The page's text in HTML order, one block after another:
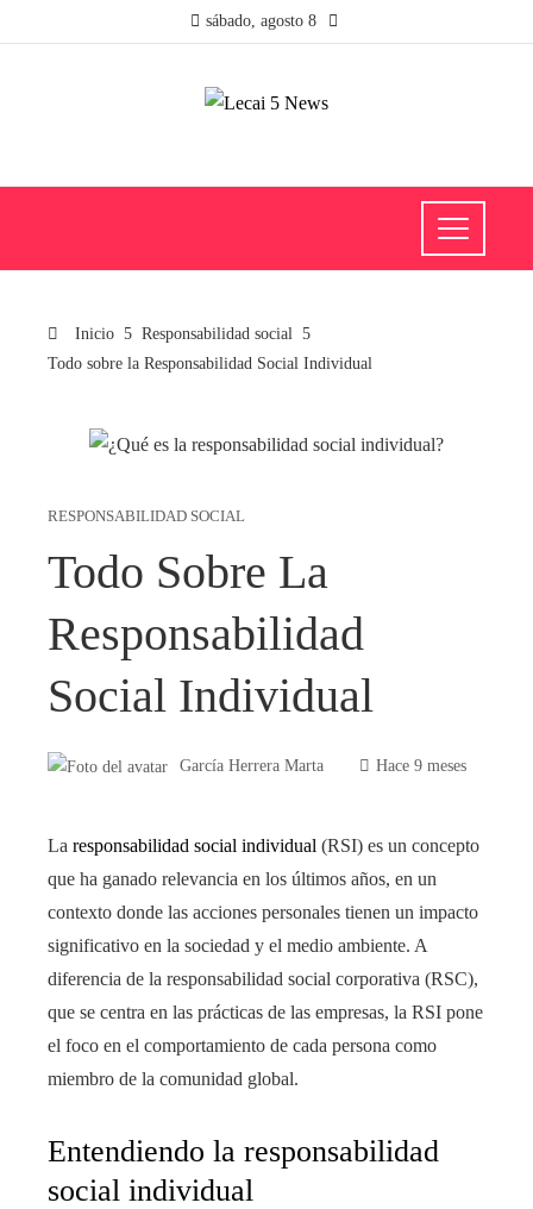
sábado, agosto 8
Inicio
Responsabilidad social
Todo sobre la Responsabilidad Social Individual
RESPONSABILIDAD SOCIAL
Todo Sobre La
Responsabilidad
Social Individual
García Herrera Marta Hace 9 meses
La responsabilidad social individual (RSI) es un concepto
que ha ganado relevancia en los últimos años, en un
contexto donde las acciones personales tienen un impacto
significativo en la sociedad y el medio ambiente. A
diferencia de la responsabilidad social corporativa (RSC),
que se centra en las prácticas de las empresas, la RSI pone
el foco en el comportamiento de cada persona como
miembro de la comunidad global.
Entendiendo la responsabilidad
social individual